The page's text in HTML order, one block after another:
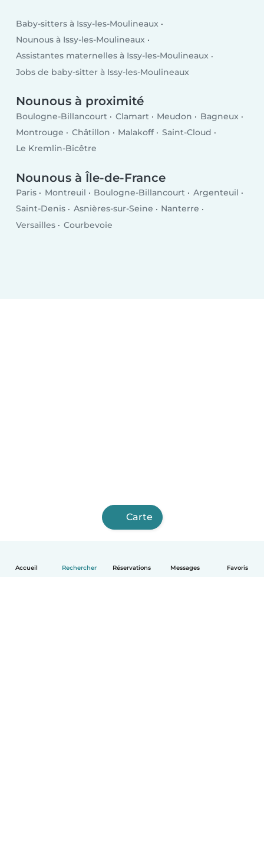
Accueil Rechercher Réservations Messages Favoris
Baby-sitters à Issy-les-Moulineaux
Nounous à Issy-les-Moulineaux
Assistantes maternelles à Issy-les-Moulineaux
Jobs de baby-sitter à Issy-les-Moulineaux
Nounous à proximité
Boulogne-Billancourt Clamart Meudon
Bagneux
Montrouge
Châtillon Malakoff
Saint-Cloud
Le Kremlin-Bicêtre
Nounous à Île-de-France
Paris Montreuil Boulogne-Billancourt
Argenteuil
Saint-Denis
Asnières-sur-Seine
Nanterre
Versailles
Courbevoie
Carte